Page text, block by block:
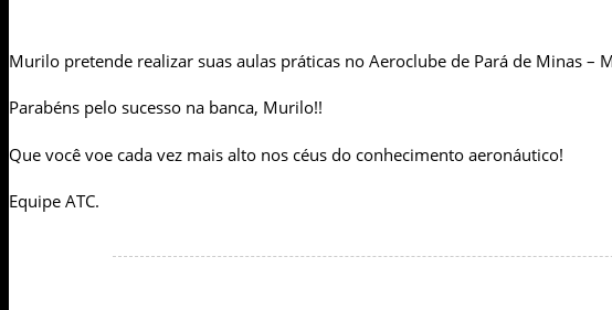
Murilo pretende realizar suas aulas práticas no Aeroclube de Pará de Minas –
Parabéns pelo sucesso na banca, Murilo!!
Que você voe cada vez mais alto nos céus do conhecimento aeronáutico!
Equipe ATC.